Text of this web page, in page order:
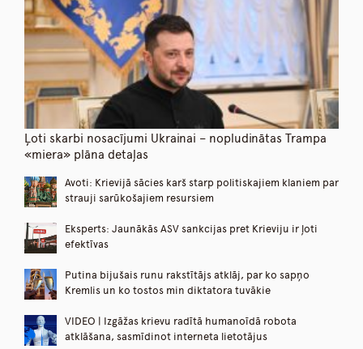
Ļoti skarbi nosacījumi Ukrainai – nopludinātas Trampa
«miera» plāna detaļas
Avoti: Krievijā sācies karš starp politiskajiem klaniem par
strauji sarūkošajiem resursiem
Eksperts: Jaunākās ASV sankcijas pret Krieviju ir ļoti
efektīvas
Putina bijušais runu rakstītājs atklāj, par ko sapņo
Kremlis un ko tostos min diktatora tuvākie
VIDEO | Izgāžas krievu radītā humanoīdā robota
atklāšana, sasmīdinot interneta lietotājus